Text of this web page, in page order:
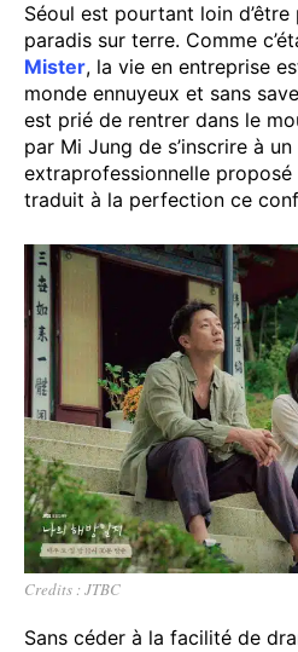
Séoul est pourtant loin
paradis sur terre. Comme
Mister, la vie en entreprise
monde ennuyeux et sans
est prié de rentrer dans le
par Mi Jung de s’inscrire à
extraprofessionnelle
traduit à la perfection ce
Credits : JTBC
Sans céder à la facilité de